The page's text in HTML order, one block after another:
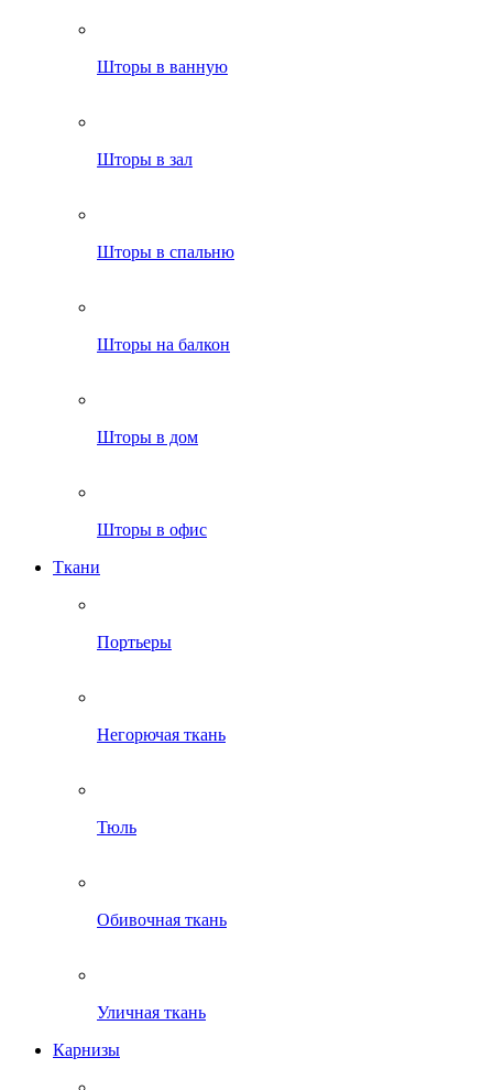
Шторы в ванную
Шторы в зал
Шторы в спальню
Шторы на балкон
Шторы в дом
Шторы в офис
Ткани
Портьеры
Негорючая ткань
Тюль
Обивочная ткань
Уличная ткань
Карнизы